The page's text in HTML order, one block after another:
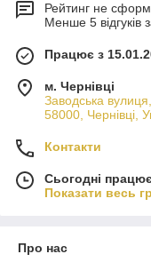
Рейтинг не
Менше 5 відгуків
Працює з
м. Чернівці
Заводська
58000, Чернівці,
Контакти
Сьогодні
Показати весь
Про нас